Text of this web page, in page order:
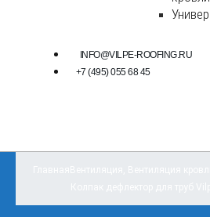
INFO@VILPE-ROOFING.RU
+7 (495) 055 68 45